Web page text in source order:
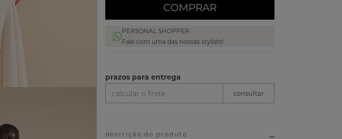
COMPRAR
PERSONAL SHOPPER
Fale com uma das nossas stylists!
descrição do produto